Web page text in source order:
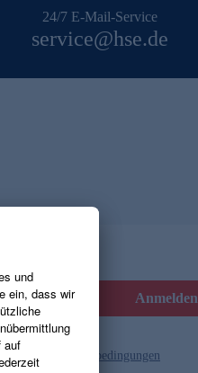
24/7 E-Mail-Service
service@hse.de
Anmelden
und die Gutscheinbedingungen